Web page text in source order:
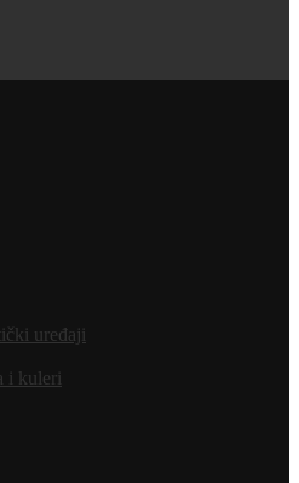
uređaji
i kuleri